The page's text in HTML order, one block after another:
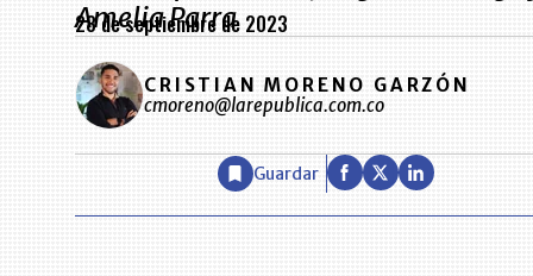
Amelia Parra
28 de septiembre de 2023
CRISTIAN MORENO GARZÓN
cmoreno@larepublica.com.co
Guardar